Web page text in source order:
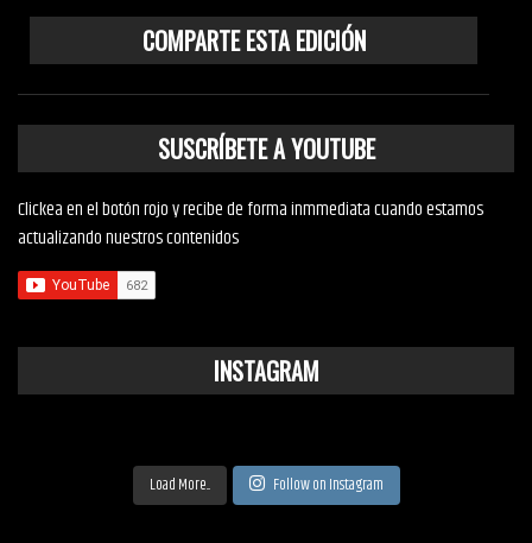
COMPARTE ESTA EDICIÓN
SUSCRÍBETE A YOUTUBE
Clickea en el botón rojo y recibe de forma inmmediata cuando estamos
actualizando nuestros contenidos
INSTAGRAM
Load More... Follow on Instagram